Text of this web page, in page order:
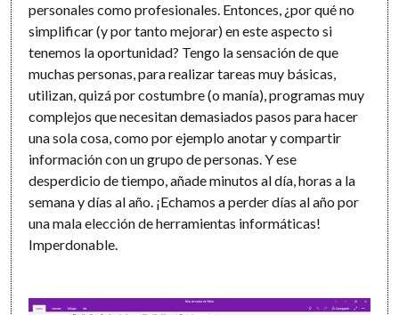
personales como profesionales. Entonces, ¿por qué no
simplificar (y por tanto mejorar) en este aspecto si
tenemos la oportunidad? Tengo la sensación de que
muchas personas, para realizar tareas muy básicas,
utilizan, quizá por costumbre (o manía), programas muy
complejos que necesitan demasiados pasos para hacer
una sola cosa, como por ejemplo anotar y compartir
información con un grupo de personas. Y ese
desperdicio de tiempo, añade minutos al día, horas a la
semana y días al año. ¡Echamos a perder días al año por
una mala elección de herramientas informáticas!
Imperdonable.